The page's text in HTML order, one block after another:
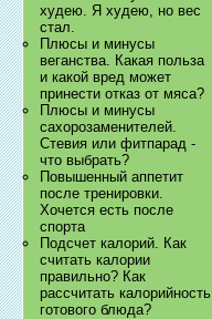
худею. Я худею, но вес
стал.
Плюсы и минусы
веганства. Какая польза
и какой вред может
принести отказ от мяса?
Плюсы и минусы
сахорозаменителей.
Стевия или фитпарад -
что выбрать?
Повышенный аппетит
после тренировки.
Хочется есть после
спорта
Подсчет калорий. Как
считать калории
правильно? Как
рассчитать калорийность
готового блюда?